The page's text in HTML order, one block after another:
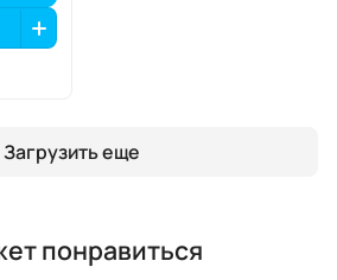
Загрузить еще
понравиться